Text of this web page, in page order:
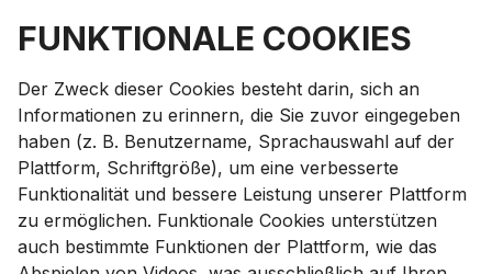
FUNKTIONALE COOKIES
Der Zweck dieser Cookies besteht darin, sich an
Informationen zu erinnern, die Sie zuvor eingegeben
haben (z. B. Benutzername, Sprachauswahl auf der
Plattform, Schriftgröße), um eine verbesserte
Funktionalität und bessere Leistung unserer Plattform
zu ermöglichen. Funktionale Cookies unterstützen
auch bestimmte Funktionen der Plattform, wie das